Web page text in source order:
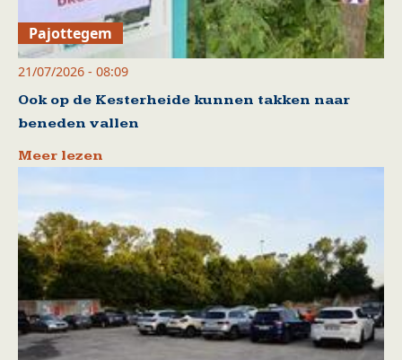
Pajottegem
21/07/2026 - 08:09
Ook op de Kesterheide kunnen takken naar
beneden vallen
Meer lezen